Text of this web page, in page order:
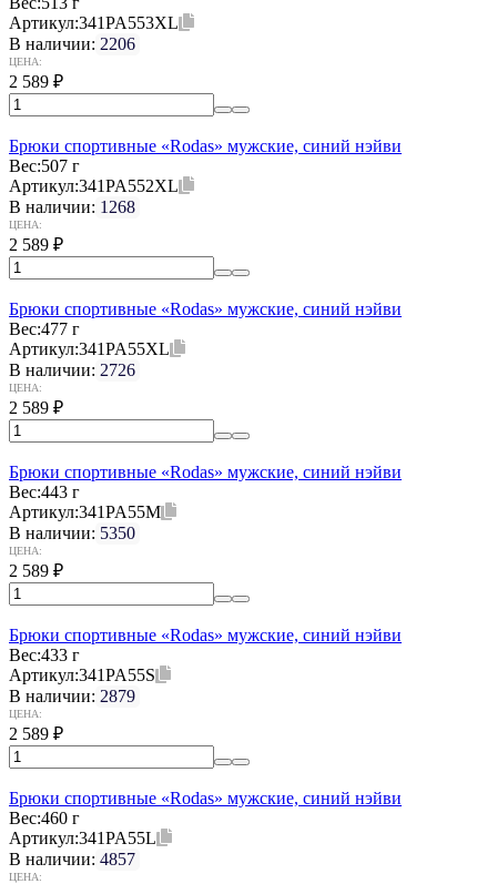
Артикул:341PA553XL
В наличии: 2206
ЦЕНА:
2 589 ₽
Брюки спортивные «Rodas» мужские, синий нэйви
Вес:507 г
Артикул:341PA552XL
В наличии: 1268
ЦЕНА:
2 589 ₽
Брюки спортивные «Rodas» мужские, синий нэйви
Вес:477 г
Артикул:341PA55XL
В наличии: 2726
ЦЕНА:
2 589 ₽
Брюки спортивные «Rodas» мужские, синий нэйви
Вес:443 г
Артикул:341PA55M
В наличии: 5350
ЦЕНА:
2 589 ₽
Брюки спортивные «Rodas» мужские, синий нэйви
Вес:433 г
Артикул:341PA55S
В наличии: 2879
ЦЕНА:
2 589 ₽
Брюки спортивные «Rodas» мужские, синий нэйви
Вес:460 г
Артикул:341PA55L
В наличии: 4857
ЦЕНА: